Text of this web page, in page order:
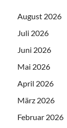
August 2026
Juli 2026
Juni 2026
Mai 2026
April 2026
März 2026
Februar 2026